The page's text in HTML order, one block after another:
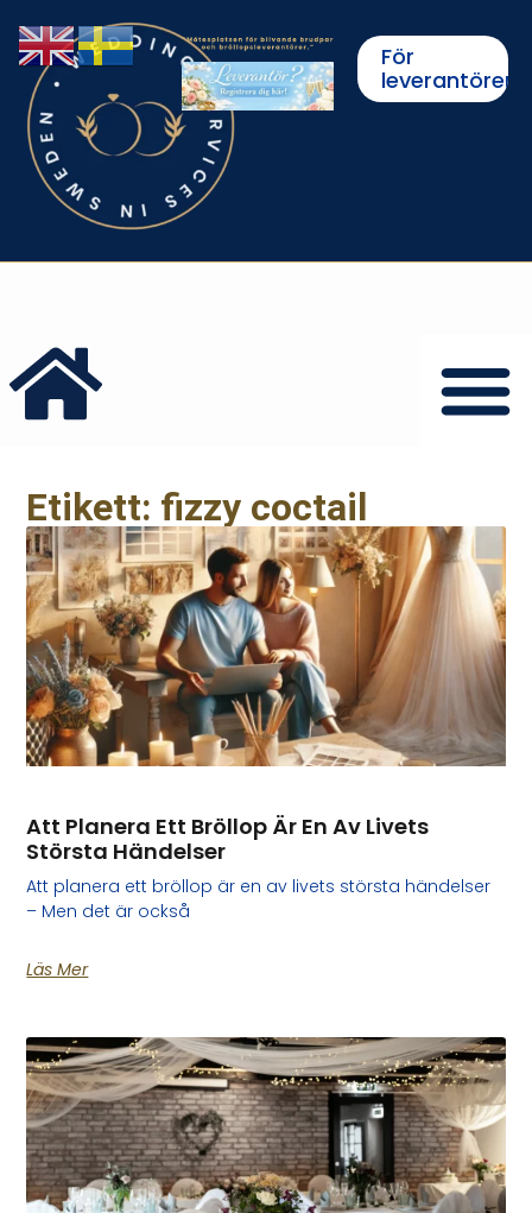
För
leverantörer
Etikett: fizzy coctail
Att Planera Ett Bröllop Är En Av Livets
Största Händelser
Att planera ett bröllop är en av livets största händelser
– Men det är också
Läs Mer